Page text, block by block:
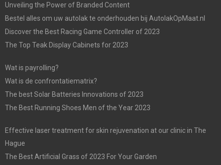
Unveiling the Power of Branded Content
Bestel alles om uw autolak te onderhouden bij AutolakOpMaat.nl
Discover the Best Racing Game Controller of 2023
The Top Teak Display Cabinets for 2023
Wat is payrolling?
Wat is de confrontatiematrix?
The best Solar Batteries Innovations of 2023
The Best Running Shoes Men of the Year 2023
Effective laser treatment for skin rejuvenation at our clinic in The
Hague
The Best Artificial Grass of 2023 For Your Garden